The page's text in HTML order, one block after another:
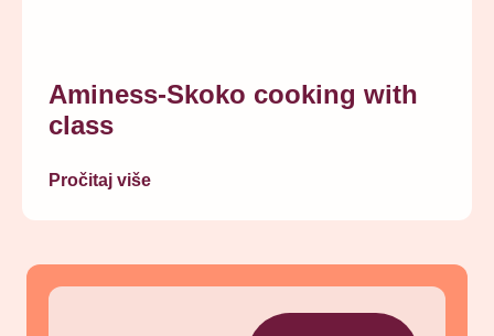
Aminess-Skoko cooking with
class
Pročitaj više